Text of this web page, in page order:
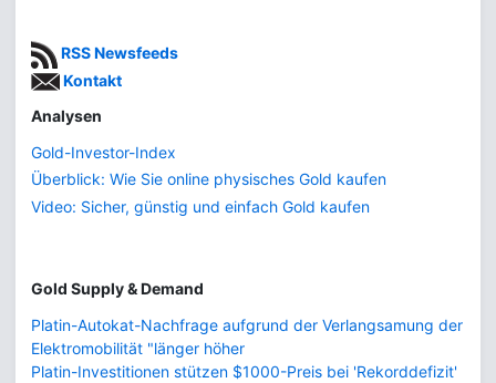
RSS Newsfeeds
Kontakt
Analysen
Gold-Investor-Index
Überblick: Wie Sie online physisches Gold kaufen
Video: Sicher, günstig und einfach Gold kaufen
Gold Supply & Demand
Platin-Autokat-Nachfrage aufgrund der Verlangsamung der
Elektromobilität "länger höher
Platin-Investitionen stützen $1000-Preis bei 'Rekorddefizit'